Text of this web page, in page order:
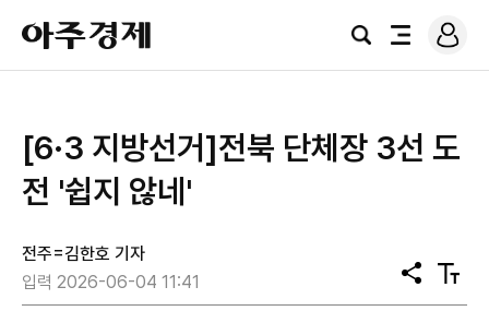
아
주
경
검
전
로
그
[6·3 지방선거]전북 단체장 3선 도
전 '쉽지 않네'
전주=김한호 기자
입력 2026-06-04 11:41
공
유
텍
스